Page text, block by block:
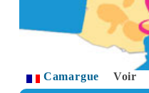
Camargue Voir